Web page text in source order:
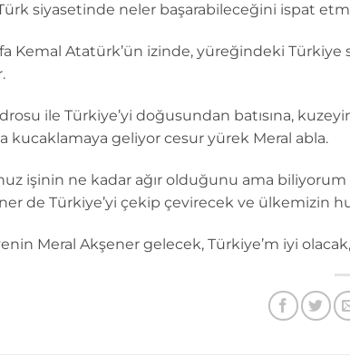
Türk siyasetinde neler başarabileceğini ispat
Kemal Atatürk’ün izinde, yüreğindeki Türkiye
ile Türkiye’yi doğusundan batısına,
kucaklamaya geliyor cesur yürek Meral abla.
işinin ne kadar ağır olduğunu ama
de Türkiye’yi çekip çevirecek ve ülkemizin
Meral Akşener gelecek, Türkiye’m iyi